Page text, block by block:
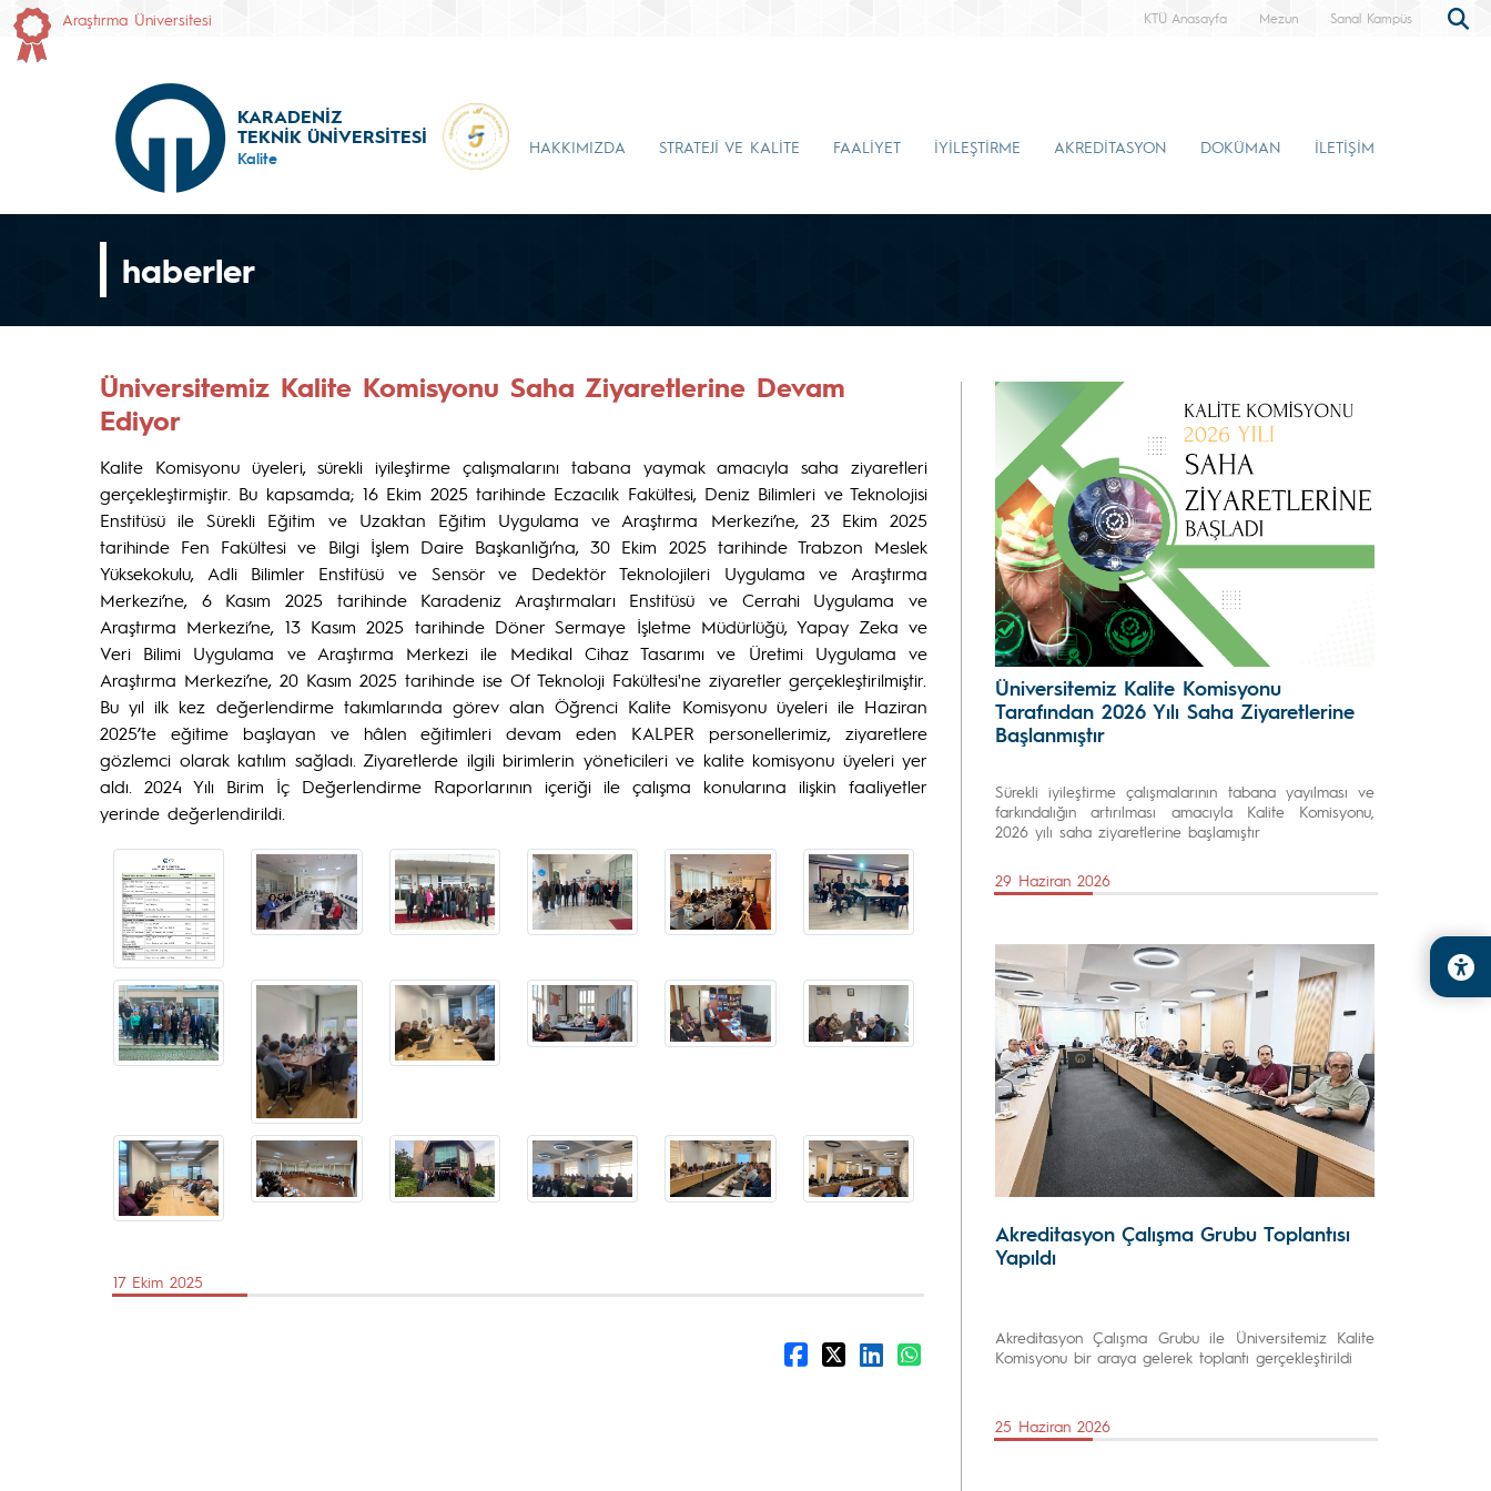
Araştırma Üniversitesi KTÜ Anasayfa Mezun Sanal Kampüs
KARADENİZ
TEKNİK ÜNİVERSİTESİ
Kalite
HAKKIMIZDA STRATEJİ VE KALİTE FAALİYET İYİLEŞTİRME AKREDİTASYON DOKÜMAN İLETİŞİM
haberler
Üniversitemiz Kalite Komisyonu Saha Ziyaretlerine Devam
Ediyor
Kalite Komisyonu üyeleri, sürekli iyileştirme çalışmalarını tabana yaymak amacıyla saha ziyaretleri
gerçekleştirmiştir. Bu kapsamda; 16 Ekim 2025 tarihinde Eczacılık Fakültesi, Deniz Bilimleri ve Teknolojisi
Enstitüsü ile Sürekli Eğitim ve Uzaktan Eğitim Uygulama ve Araştırma Merkezi’ne, 23 Ekim 2025
tarihinde Fen Fakültesi ve Bilgi İşlem Daire Başkanlığı’na, 30 Ekim 2025 tarihinde Trabzon Meslek
Yüksekokulu, Adli Bilimler Enstitüsü ve Sensör ve Dedektör Teknolojileri Uygulama ve Araştırma
Merkezi’ne, 6 Kasım 2025 tarihinde Karadeniz Araştırmaları Enstitüsü ve Cerrahi Uygulama ve
Araştırma Merkezi’ne, 13 Kasım 2025 tarihinde Döner Sermaye İşletme Müdürlüğü, Yapay Zeka ve
Veri Bilimi Uygulama ve Araştırma Merkezi ile Medikal Cihaz Tasarımı ve Üretimi Uygulama ve
Araştırma Merkezi’ne, 20 Kasım 2025 tarihinde ise Of Teknoloji Fakültesi'ne ziyaretler gerçekleştirilmiştir.
Bu yıl ilk kez değerlendirme takımlarında görev alan Öğrenci Kalite Komisyonu üyeleri ile Haziran
2025’te eğitime başlayan ve hâlen eğitimleri devam eden KALPER personellerimiz, ziyaretlere
gözlemci olarak katılım sağladı. Ziyaretlerde ilgili birimlerin yöneticileri ve kalite komisyonu üyeleri yer
aldı. 2024 Yılı Birim İç Değerlendirme Raporlarının içeriği ile çalışma konularına ilişkin faaliyetler
yerinde değerlendirildi.
17 Ekim 2025
Üniversitemiz Kalite Komisyonu
Tarafından 2026 Yılı Saha Ziyaretlerine
Başlanmıştır
Sürekli iyileştirme çalışmalarının tabana yayılması ve
farkındalığın artırılması amacıyla Kalite Komisyonu,
2026 yılı saha ziyaretlerine başlamıştır
29 Haziran 2026
Akreditasyon Çalışma Grubu Toplantısı
Yapıldı
Akreditasyon Çalışma Grubu ile Üniversitemiz Kalite
Komisyonu bir araya gelerek toplantı gerçekleştirildi
25 Haziran 2026